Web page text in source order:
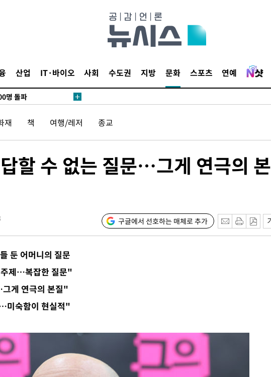
산업 IT·바이오 사회 수도권 지방 문화 스포츠 연예
표 김민석 승리
엔 호의주의보
명 돌파
담벼락 붕괴
숨진 채 발견
·1명 실종
위, 열대야 계속[다음주
비
율 45.42%로 1위… 정
金 47.75%·鄭
의미보단 팀 위해 뛸
'강한 비'[내일날씨]
호의주의보
돌파
담벼락 붕괴
재 책 여행/레저 종교
할 수 없는 질문…그게 연극의 본
구글에서 선호하는 매체로 추가
둔 어머니의 질문
제…복잡한 질문"
게 연극의 본질"
미숙함이 현실적"